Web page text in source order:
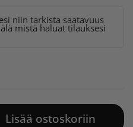
niin tarkista saatavuus
mistä haluat tilauksesi
Lisää ostoskoriin